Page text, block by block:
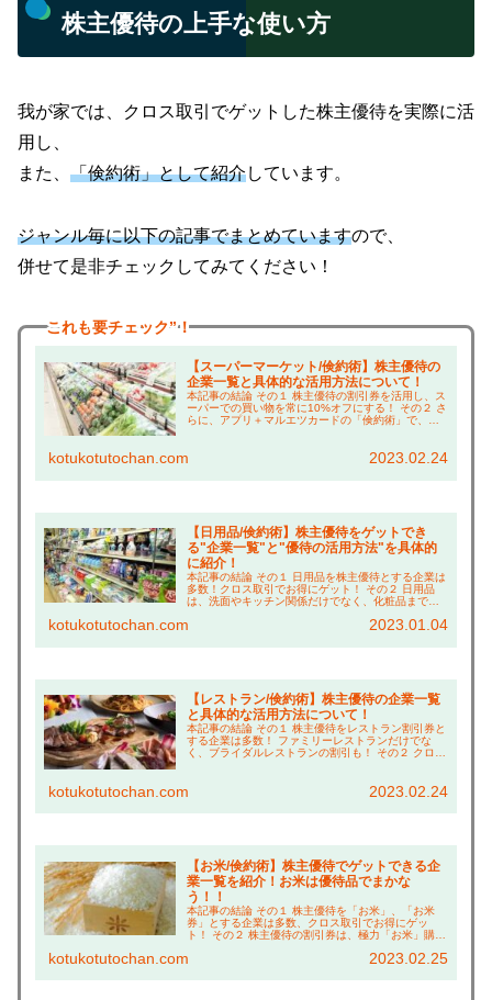
株主優待の上手な使い方
我が家では、クロス取引でゲットした株主優待を実際に活
用し、
また、 「倹約術」として紹介しています。
ジャンル毎に以下の記事でまとめていますので、
併せて是非チェックしてみてください！
これも要チェック”！
【スーパーマーケット/倹約術】株主優待の
企業一覧と具体的な活用方法について！
本記事の結論 その１ 株主優待の割引券を活用し、ス
ーパーでの買い物を常に10%オフにする！ その２ さ
らに、アプリ＋マルエツカードの「倹約術」で、買
kotukotutochan.com 2023.02.24
【日用品/倹約術】株主優待をゲットでき
る"企業一覧"と"優待の活用方法"を具体的
に紹介！
本記事の結論 その１ 日用品を株主優待とする企業は
多数！クロス取引でお得にゲット！ その２ 日用品
は、洗面やキッチン関係だけでなく、化粧品まで幅
薬"、"ウェルシア"の「倹約術」はお得なので...
kotukotutochan.com 2023.01.04
【レストラン/倹約術】株主優待の企業一覧
と具体的な活用方法について！
本記事の結論 その１ 株主優待をレストラン割引券と
する企業は多数！ ファミリーレストランだけでな
く、ブライダルレストランの割引も！ その２ クロス
kotukotutochan.com 2023.02.24
【お米/倹約術】株主優待でゲットできる企
業一覧を紹介！お米は優待品でまかな
う！！
本記事の結論 その１ 株主優待を「お米」、「お米
券」とする企業は多数、クロス取引でお得にゲッ
ト！ その２ 株主優待の割引券は、極力「お米」購入
と納税でゲットするライフスタイルを確立！ こ
kotukotutochan.com 2023.02.25